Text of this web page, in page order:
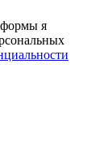
формы я